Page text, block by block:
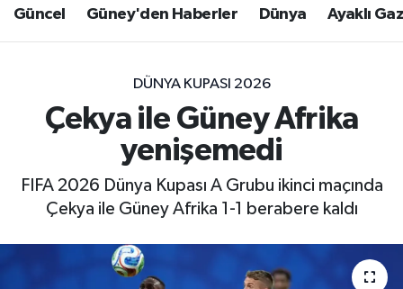
Güncel Güney'den Haberler Dünya Ayaklı
DÜNYA KUPASI 2026
Çekya ile Güney Afrika
yenişemedi
FIFA 2026 Dünya Kupası A Grubu ikinci maçında
Çekya ile Güney Afrika 1-1 berabere kaldı
Tüm Manşetler
Son Dakika Haberleri
Haber Arşivi